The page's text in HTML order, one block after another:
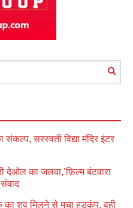
संकल्प, सरस्वती विद्या मंदिर इंटर
देओल का जलवा,’फ़िल्म बंटवारा
शव मिलने से मचा हड़कंप, वही